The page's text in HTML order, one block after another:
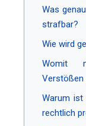
Was
strafbar?
Wie wird
Womit
Verstößen
Warum ist
rechtlich